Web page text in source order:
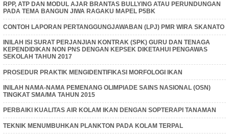
RPP, ATP DAN MODUL AJAR BRANTAS BULLYING ATAU PERUNDUNGAN
PADA TEMA BANGUN JIWA RAGAKU MAPEL P5BK
CONTOH LAPORAN PERTANGGUNGJAWABAN (LPJ) PMR WIRA SKANATO
INILAH ISI SURAT PERJANJIAN KONTRAK (SPK) GURU DAN TENAGA
KEPENDIDIKAN NON PNS DENGAN KEPSEK DIKETAHUI PENGAWAS
SEKOLAH TAHUN 2017
PROSEDUR PRAKTIK MENGIDENTIFIKASI MORFOLOGI IKAN
INILAH NAMA-NAMA PEMENANG OLIMPIADE SAINS NASIONAL (OSN)
TINGKAT SMA/MA TAHUN 2015
PERBAIKI KUALITAS AIR KOLAM IKAN DENGAN SOPTERAPI TANAMAN
TEKNIK MENUMBUHKAN PLANKTON PADA KOLAM TERPAL